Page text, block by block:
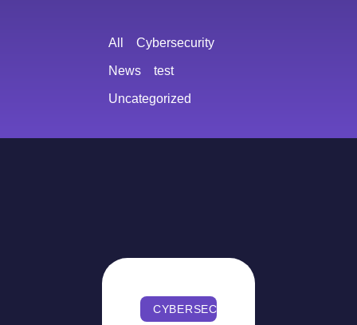
Cybersecurity
News test
Uncategorized
All
CYBERSECURITY